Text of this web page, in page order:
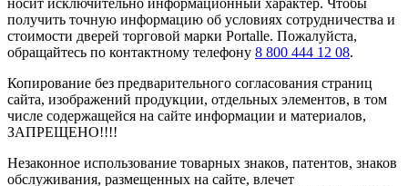
получить точную информацию об условиях сотрудничества и
стоимости дверей торговой марки Portalle. Пожалуйста,
обращайтесь по контактному телефону 8 800 444 12 08.
Копирование без предварительного согласования страниц
сайта, изображений продукции, отдельных элементов, в том
числе содержащейся на сайте информации и материалов,
ЗАПРЕЩЕНО!!!!
Незаконное использование товарных знаков, патентов, знаков
обслуживания, размещенных на сайте, влечет